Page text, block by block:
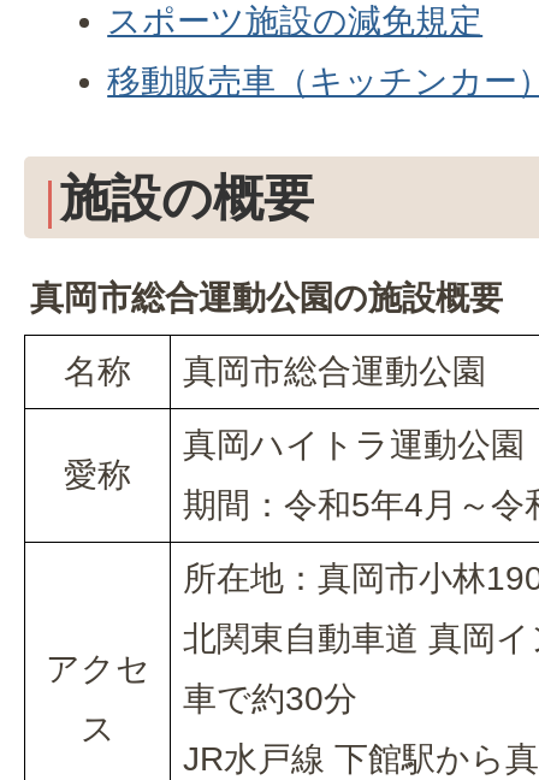
スポーツ施設の減免規定
移動販売車（キッチンカー
施設の概要
真岡市総合運動公園の施設概要
名称
真岡市総合運動公園
愛称
真岡ハイトラ運動公園
期間：令和5年4月～令
アクセ
ス
所在地：真岡市小林
北関東自動車道 真岡
車で約30分
JR水戸線 下館駅から